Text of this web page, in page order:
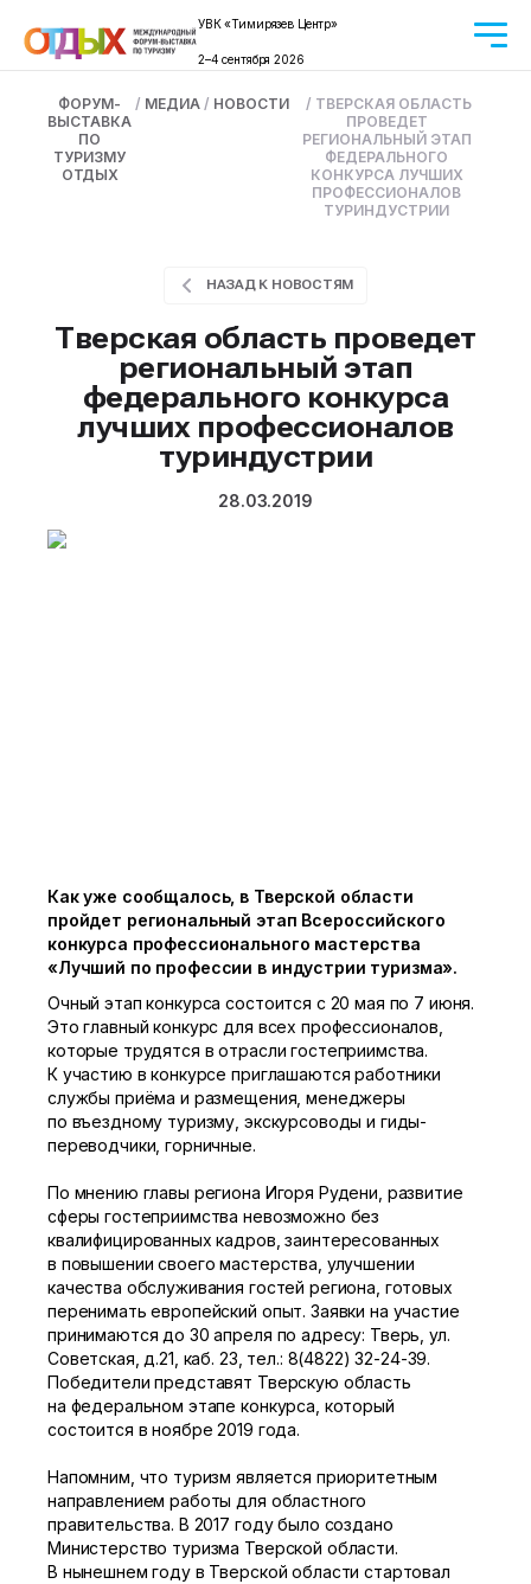
УВК «Тимирязев Центр»
2–4 сентября 2026
ФОРУМ-
ВЫСТАВКА
ПО
ТУРИЗМУ
ОТДЫХ
/ МЕДИА / НОВОСТИ / ТВЕРСКАЯ ОБЛАСТЬ
ПРОВЕДЕТ
РЕГИОНАЛЬНЫЙ ЭТАП
ФЕДЕРАЛЬНОГО
КОНКУРСА ЛУЧШИХ
ПРОФЕССИОНАЛОВ
ТУРИНДУСТРИИ
НАЗАД К НОВОСТЯМ
Тверская область проведет
региональный этап
федерального конкурса
лучших профессионалов
туриндустрии
28.03.2019
Как уже сообщалось, в Тверской области
пройдет региональный этап Всероссийского
конкурса профессионального мастерства
«Лучший по профессии в индустрии туризма».
Очный этап конкурса состоится с 20 мая по 7 июня.
Это главный конкурс для всех профессионалов,
которые трудятся в отрасли гостеприимства.
К участию в конкурсе приглашаются работники
службы приёма и размещения, менеджеры
по въездному туризму, экскурсоводы и гиды-
переводчики, горничные.
По мнению главы региона Игоря Рудени, развитие
сферы гостеприимства невозможно без
квалифицированных кадров, заинтересованных
в повышении своего мастерства, улучшении
качества обслуживания гостей региона, готовых
перенимать европейский опыт. Заявки на участие
принимаются до 30 апреля по адресу: Тверь, ул.
Советская, д.21, каб. 23, тел.: 8(4822) 32-24-39.
Победители представят Тверскую область
на федеральном этапе конкурса, который
состоится в ноябре 2019 года.
Напомним, что туризм является приоритетным
направлением работы для областного
правительства. В 2017 году было создано
Министерство туризма Тверской области.
В нынешнем году в Тверской области стартовал